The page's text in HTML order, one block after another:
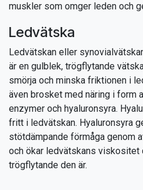
muskler som omger leden och
Ledvätska
Ledvätskan eller
är en gulblek, trögflytande
smörja och minska friktionen i
även brosket med näring i form
enzymer och hyaluronsyra.
fritt i ledvätskan. Hyaluronsyra
stötdämpande förmåga genom
och ökar ledvätskans viskositet
trögflytande den är.